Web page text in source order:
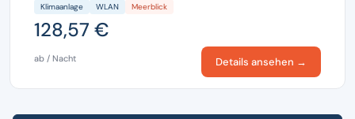
Klimaanlage WLAN Meerblick
128,57 €
ab / Nacht Details ansehen →